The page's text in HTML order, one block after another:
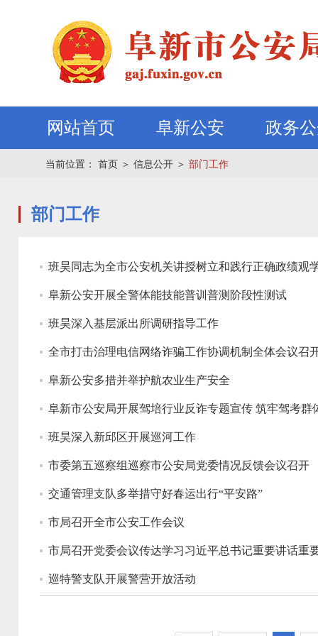
网站首页 阜新公安 政务
当前位置： 首页 ＞ 信息公开 ＞ 部门工作
部门工作
班昊同志为全市公安机关讲授树立和践行正确政绩观
阜新公安开展全警体能技能普训普测阶段性测试
班昊深入基层派出所调研指导工作
全市打击治理电信网络诈骗工作协调机制全体会议召
阜新公安多措并举护航农业生产安全
阜新市公安局开展驾培行业反诈专题宣传 筑牢驾考群
班昊深入新邱区开展巡河工作
市委第五巡察组巡察市公安局党委情况反馈会议召开
交通管理支队多举措守好春运出行“平安路”
市局召开全市公安工作会议
市局召开党委会议传达学习习近平总书记重要讲话重
巡特警支队开展警营开放活动